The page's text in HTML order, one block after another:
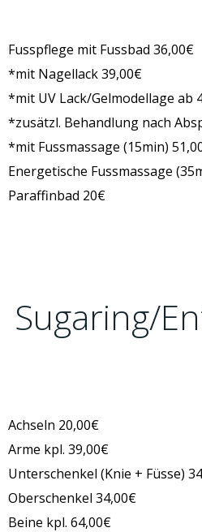
Fusspflege mit Fussbad 36,00€
*mit Nagellack 39,00€
*mit UV Lack/Gelmodellage ab
*zusätzl. Behandlung nach
*mit Fussmassage (15min)
Energetische Fussmassage
Paraffinbad 20€
Sugaring/
Achseln 20,00€
Arme kpl. 39,00€
Unterschenkel (Knie + Füsse)
Oberschenkel 34,00€
Beine kpl. 64,00€